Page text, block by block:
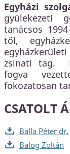
Egyházi
gyülekezeti
tanácsos
től,
zsinati tag.
fogva
fokozatosan
CSATOLT
Balla Péter dr.
Balog Zoltán